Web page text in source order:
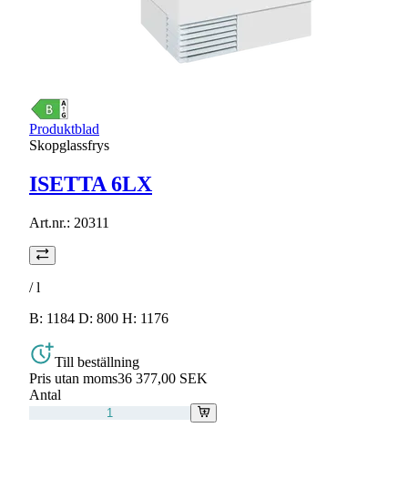
Produktblad
Skopglassfrys
ISETTA 6LX
Art.nr.: 20311
/l
B: 1184 D: 800 H: 1176
Till beställning
Pris utan moms36 377,00 SEK
Antal